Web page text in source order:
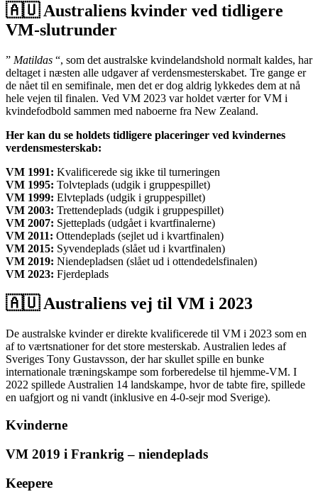
🇦🇺 Australiens kvinder ved tidligere
VM-slutrunder
” Matildas “, som det australske kvindelandshold normalt kaldes, har
deltaget i næsten alle udgaver af verdensmesterskabet. Tre gange er
de nået til en semifinale, men det er dog aldrig lykkedes dem at nå
hele vejen til finalen. Ved VM 2023 var holdet værter for VM i
kvindefodbold sammen med naboerne fra New Zealand.
Her kan du se holdets tidligere placeringer ved kvindernes
verdensmesterskab:
VM 1991: Kvalificerede sig ikke til turneringen
VM 1995: Tolvteplads (udgik i gruppespillet)
VM 1999: Elvteplads (udgik i gruppespillet)
VM 2003: Trettendeplads (udgik i gruppespillet)
VM 2007: Sjetteplads (udgået i kvartfinalerne)
VM 2011: Ottendeplads (sejlet ud i kvartfinalen)
VM 2015: Syvendeplads (slået ud i kvartfinalen)
VM 2019: Niendepladsen (slået ud i ottendedelsfinalen)
VM 2023: Fjerdeplads
🇦🇺 Australiens vej til VM i 2023
De australske kvinder er direkte kvalificerede til VM i 2023 som en
af ​​to værtsnationer for det store mesterskab. Australien ledes af
Sveriges Tony Gustavsson, der har skullet spille en bunke
internationale træningskampe som forberedelse til hjemme-VM. I
2022 spillede Australien 14 landskampe, hvor de tabte fire, spillede
en uafgjort og ni vandt (inklusive en 4-0-sejr mod Sverige).
Kvinderne
VM 2019 i Frankrig – niendeplads
Keepere